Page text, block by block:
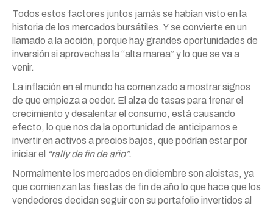
Todos estos factores juntos jamás se habían visto en la
historia de los mercados bursátiles. Y se convierte en un
llamado a la acción, porque hay grandes oportunidades de
inversión si aprovechas la “alta marea” y lo que se va a
venir.
La inflación en el mundo ha comenzado a mostrar signos
de que empieza a ceder. El alza de tasas para frenar el
crecimiento y desalentar el consumo, está causando
efecto, lo que nos da la oportunidad de anticiparnos e
invertir en activos a precios bajos, que podrían estar por
iniciar el “rally de fin de año”.
Normalmente los mercados en diciembre son alcistas, ya
que comienzan las fiestas de fin de año lo que hace que los
vendedores decidan seguir con su portafolio invertidos al